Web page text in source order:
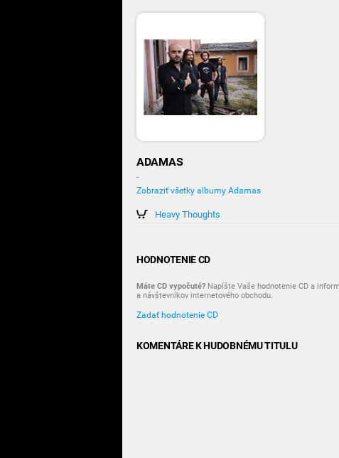
ADAMAS
-
Zobraziť všetky albumy Adamas
Heavy Thoughts
HODNOTENIE CD
Máte CD vypočuté? Napíšte Vaše hodnotenie CD a
a návštevníkov internetového obchodu.
Zadať hodnotenie CD
KOMENTÁRE K HUDOBNÉMU TITULU